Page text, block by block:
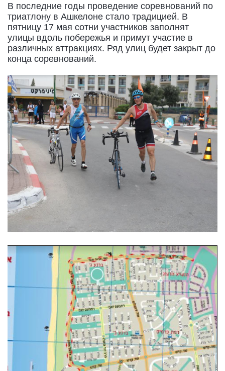
В последние годы проведение соревнований по
триатлону в Ашкелоне стало традицией. В
пятницу 17 мая сотни участников заполнят
улицы вдоль побережья и примут участие в
различных аттракциях. Ряд улиц будет закрыт до
конца соревнований.